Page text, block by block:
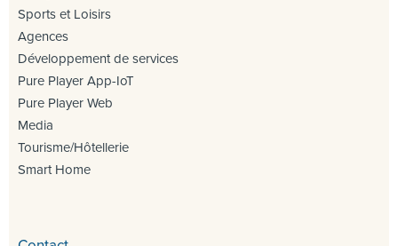
Sports et Loisirs
Agences
Développement de services
Pure Player App-IoT
Pure Player Web
Media
Tourisme/Hôtellerie
Smart Home